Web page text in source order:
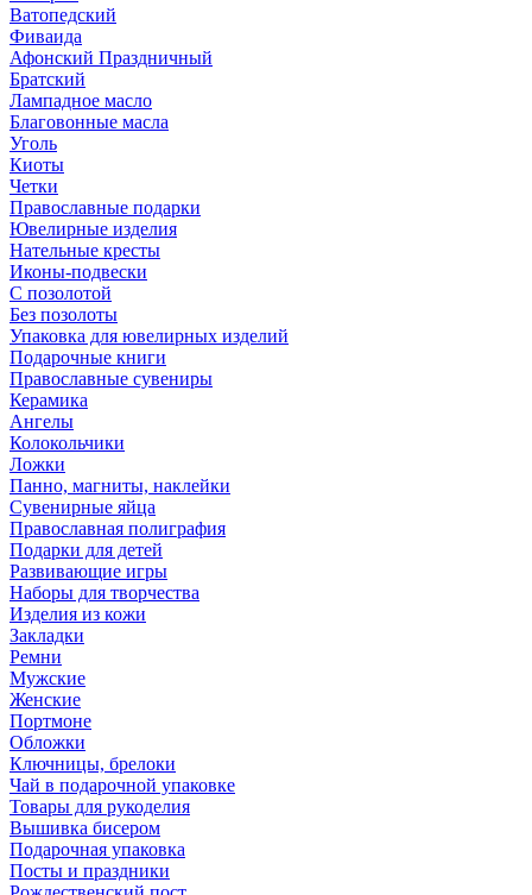
Ватопедский
Фиваида
Афонский Праздничный
Братский
Лампадное масло
Благовонные масла
Уголь
Киоты
Четки
Православные подарки
Ювелирные изделия
Нательные кресты
Иконы-подвески
С позолотой
Без позолоты
Упаковка для ювелирных изделий
Подарочные книги
Православные сувениры
Керамика
Ангелы
Колокольчики
Ложки
Панно, магниты, наклейки
Сувенирные яйца
Православная полиграфия
Подарки для детей
Развивающие игры
Наборы для творчества
Изделия из кожи
Закладки
Ремни
Мужские
Женские
Портмоне
Обложки
Ключницы, брелоки
Чай в подарочной упаковке
Товары для рукоделия
Вышивка бисером
Подарочная упаковка
Посты и праздники